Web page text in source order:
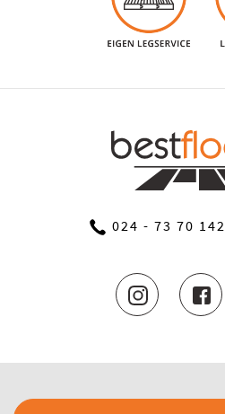
024 - 73 70 142